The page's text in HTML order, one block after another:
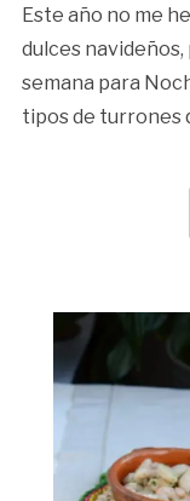
Este año no me
dulces navideños,
semana para
tipos de turrones